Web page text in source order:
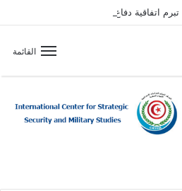
اتفاقية دفاع مشترك
القائمة